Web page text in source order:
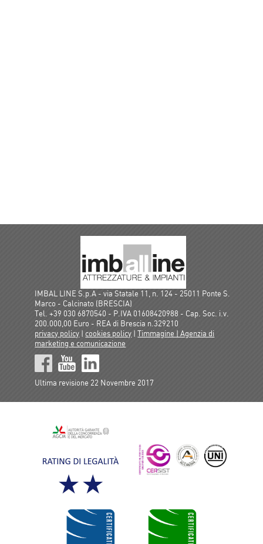
IMBAL LINE S.p.A - via Statale 11, n. 124 - 25011 Ponte S.
Marco - Calcinato (BRESCIA)
Tel. +39 030 6870540 - P.IVA 01608420988 - Cap. Soc. i.v.
200.000,00 Euro - REA di Brescia n.329210
privacy policy |cookies policy |Timmagine | Agenzia di
marketing e comunicazione
Ultima revisione 22 Novembre 2017